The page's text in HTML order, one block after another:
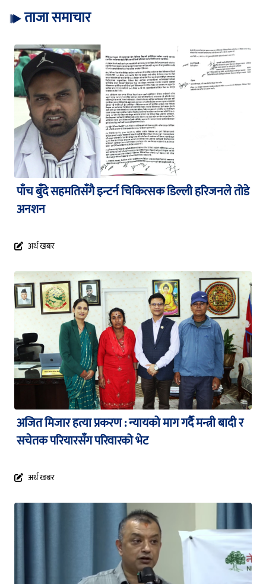
ताजा समाचार
पाँच बुँदे सहमतिसँगै इन्टर्न चिकित्सक डिल्ली हरिजनले तोडे
अनशन
अर्थ खबर
अजित मिजार हत्या प्रकरण : न्यायको माग गर्दै मन्त्री बादी र
सचेतक परियारसँग परिवारको भेट
अर्थ खबर